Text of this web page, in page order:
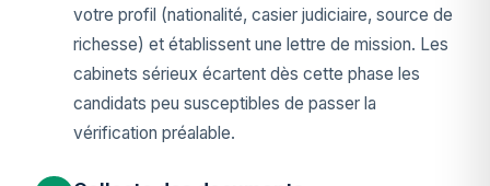
votre profil (nationalité, casier judiciaire, source de
richesse) et établissent une lettre de mission. Les
cabinets sérieux écartent dès cette phase les
candidats peu susceptibles de passer la
vérification préalable.